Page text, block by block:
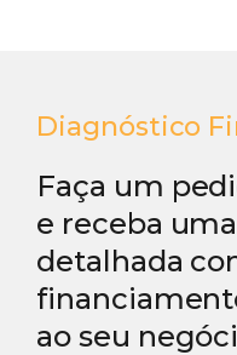
Diagnóstico
Faça um
e receba
detalhada
ao seu